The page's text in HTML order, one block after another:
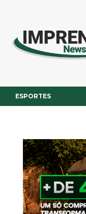
ESPORTES